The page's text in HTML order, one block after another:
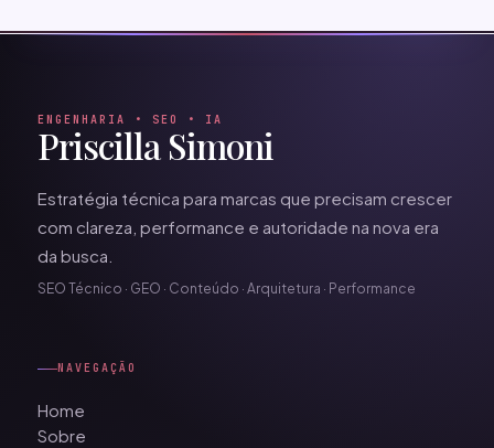
ENGENHARIA • SEO • IA
Priscilla Simoni
Estratégia técnica para marcas que precisam crescer
com clareza, performance e autoridade na nova era
da busca.
SEO Técnico · GEO · Conteúdo · Arquitetura · Performance
NAVEGAÇÃO
Home
Sobre